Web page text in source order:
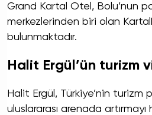
Grand Kartal Otel, Bolu’nun
merkezlerinden biri olan
bulunmaktadır.
Halit Ergül’ün turizm
Halit Ergül, Türkiye’nin turizm
uluslararası arenada